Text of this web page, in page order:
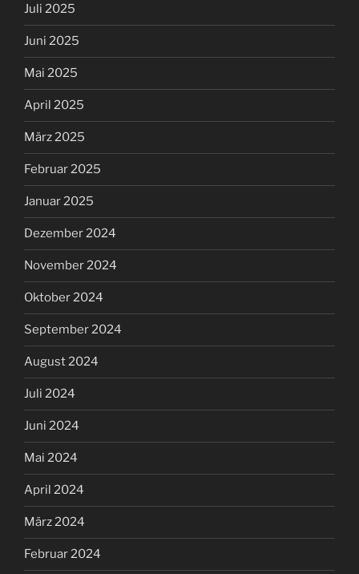
Juli 2025
Juni 2025
Mai 2025
April 2025
März 2025
Februar 2025
Januar 2025
Dezember 2024
November 2024
Oktober 2024
September 2024
August 2024
Juli 2024
Juni 2024
Mai 2024
April 2024
März 2024
Februar 2024